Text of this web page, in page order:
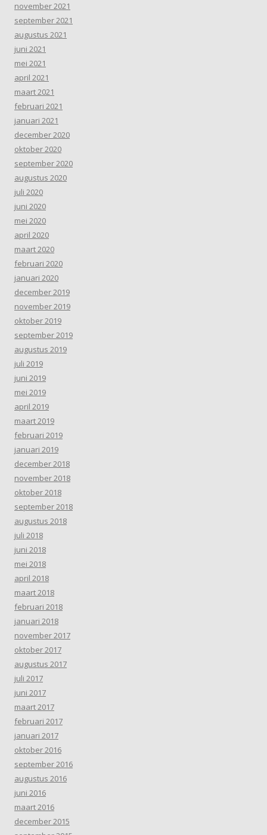
november 2021
september 2021
augustus 2021
juni 2021
mei 2021
april 2021
maart 2021
februari 2021
januari 2021
december 2020
oktober 2020
september 2020
augustus 2020
juli 2020
juni 2020
mei 2020
april 2020
maart 2020
februari 2020
januari 2020
december 2019
november 2019
oktober 2019
september 2019
augustus 2019
juli 2019
juni 2019
mei 2019
april 2019
maart 2019
februari 2019
januari 2019
december 2018
november 2018
oktober 2018
september 2018
augustus 2018
juli 2018
juni 2018
mei 2018
april 2018
maart 2018
februari 2018
januari 2018
november 2017
oktober 2017
augustus 2017
juli 2017
juni 2017
maart 2017
februari 2017
januari 2017
oktober 2016
september 2016
augustus 2016
juni 2016
maart 2016
december 2015